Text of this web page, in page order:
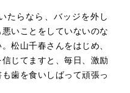
たらなら、バッジを外し
いことをしていないのな
松山千春さんをはじめ、
じてますと、毎日、激励
歯を食いしばって頑張っ